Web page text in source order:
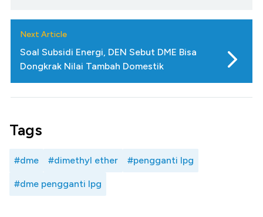
Next Article
Soal Subsidi Energi, DEN Sebut DME Bisa
Dongkrak Nilai Tambah Domestik
Tags
#dme #dimethyl ether #pengganti lpg
#dme pengganti lpg